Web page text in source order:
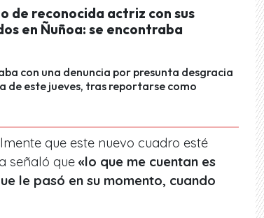
de reconocida actriz con sus
en Ñuñoa: se encontraba
con una denuncia por presunta desgracia
de este jueves, tras reportarse como
que este nuevo cuadro esté
señaló que «lo que me cuentan es
le pasó en su momento, cuando